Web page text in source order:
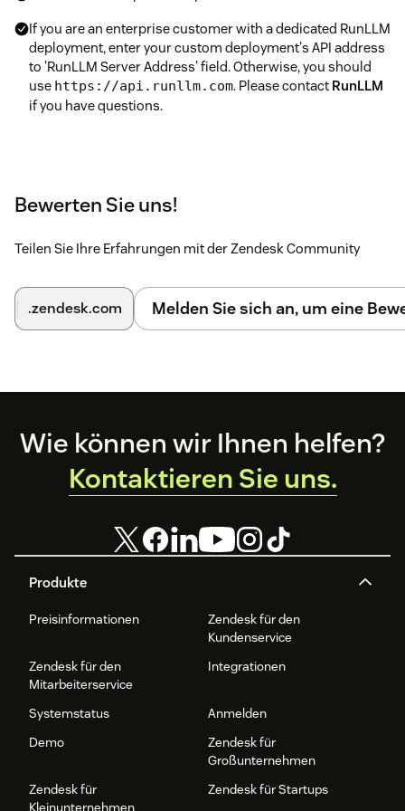
If you are an enterprise customer with a dedicated RunLLM
deployment, enter your custom deployment's API address
to 'RunLLM Server Address' field. Otherwise, you should
use https://api.runllm.com. Please contact RunLLM
if you have questions.
Bewerten Sie uns!
Teilen Sie Ihre Erfahrungen mit der Zendesk Community
.zendesk.com Melden Sie sich an, um eine
Footer
Produkte
Preisinformationen
Zendesk für den
Kundenservice
Zendesk für den
Mitarbeiterservice
Integrationen
Systemstatus
Anmelden
Demo
Zendesk für
Großunternehmen
Zendesk für
Kleinunternehmen
Zendesk für Startups
Wie können wir Ihnen helfen?
Kontaktieren Sie uns.